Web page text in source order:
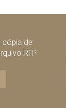
cópia de
RTP